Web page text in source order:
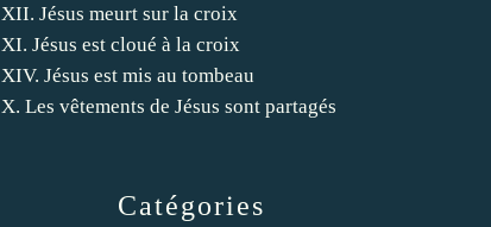
Catégories
XII. Jésus meurt sur la croix
XI. Jésus est cloué à la croix
XIV. Jésus est mis au tombeau
X. Les vêtements de Jésus sont partagés